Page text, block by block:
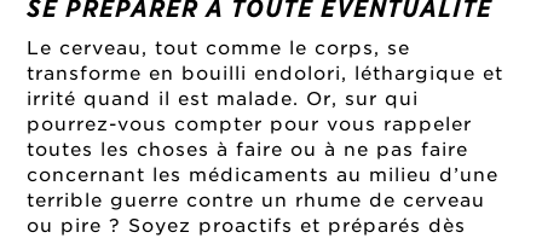
SE PRÉPARER À TOUTE ÉVENTUALITÉ
Le cerveau, tout comme le corps, se
transforme en bouilli endolori, léthargique et
irrité quand il est malade. Or, sur qui
pourrez-vous compter pour vous rappeler
toutes les choses à faire ou à ne pas faire
concernant les médicaments au milieu d’une
terrible guerre contre un rhume de cerveau
ou pire ? Soyez proactifs et préparés dès